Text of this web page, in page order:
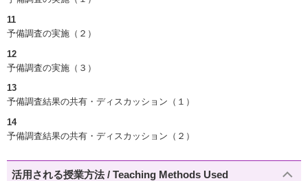
11
予備調査の実施（２）
12
予備調査の実施（３）
13
予備調査結果の共有・ディスカッション（１）
14
予備調査結果の共有・ディスカッション（２）
活用される授業方法 / Teaching Methods Used